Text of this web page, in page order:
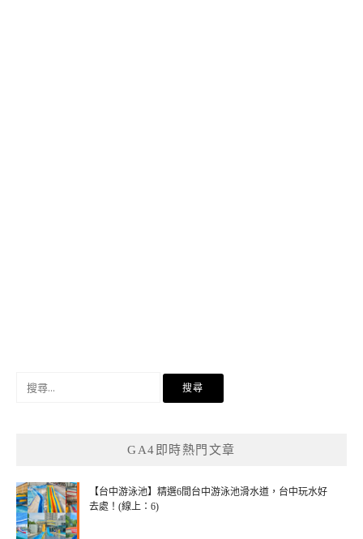
GA4即時熱門文章
【台中游泳池】精選6間台中游泳池滑水道，台中玩水好
去處！(線上：6)